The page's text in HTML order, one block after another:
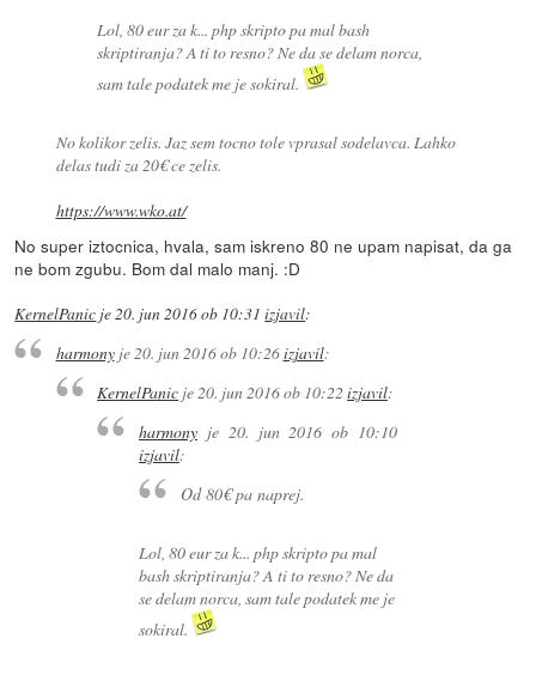
Lol, 80 eur za k... php skripto pa mal bash
skriptiranja? A ti to resno? Ne da se delam norca,
sam tale podatek me je sokiral.
No kolikor zelis. Jaz sem tocno tole vprasal sodelavca. Lahko
delas tudi za 20€ ce zelis.
https://www.wko.at/
No super iztocnica, hvala, sam iskreno 80 ne upam napisat, da ga
ne bom zgubu. Bom dal malo manj. :D
KernelPanic je20. jun 2016 ob 10:31 izjavil:
harmonyje20. jun 2016 ob 10:26izjavil:
KernelPanic je20. jun 2016 ob 10:22izjavil:
harmonyje 20. jun 2016 ob 10:10
izjavil:
Od 80€ pa naprej.
Lol, 80 eur za k... php skripto pa mal
bash skriptiranja? A ti to resno? Ne da
se delam norca, sam tale podatek me je
sokiral.